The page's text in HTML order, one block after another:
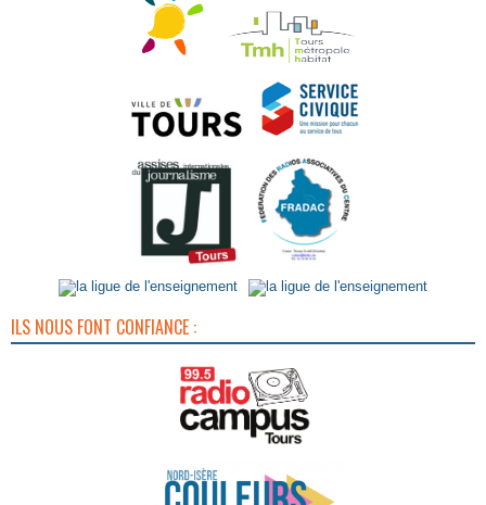
ILS NOUS FONT CONFIANCE :